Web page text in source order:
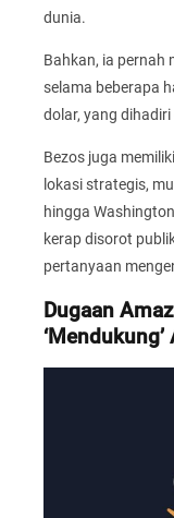
dunia.
Bahkan, ia pernah
selama beberapa
dolar, yang
Bezos juga
lokasi strategis,
hingga
kerap disorot
pertanyaan
Dugaan
‘Mendukung’